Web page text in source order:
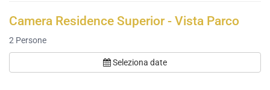
Camera Residence Superior - Vista Parco
2 Persone
Seleziona date